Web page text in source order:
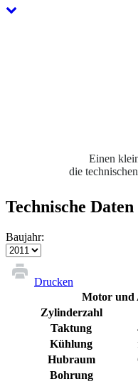
Einen
die
Technische
Baujahr:
Drucken
Motor und
Zylinderzahl
Taktung
Kühlung
Hubraum
Bohrung